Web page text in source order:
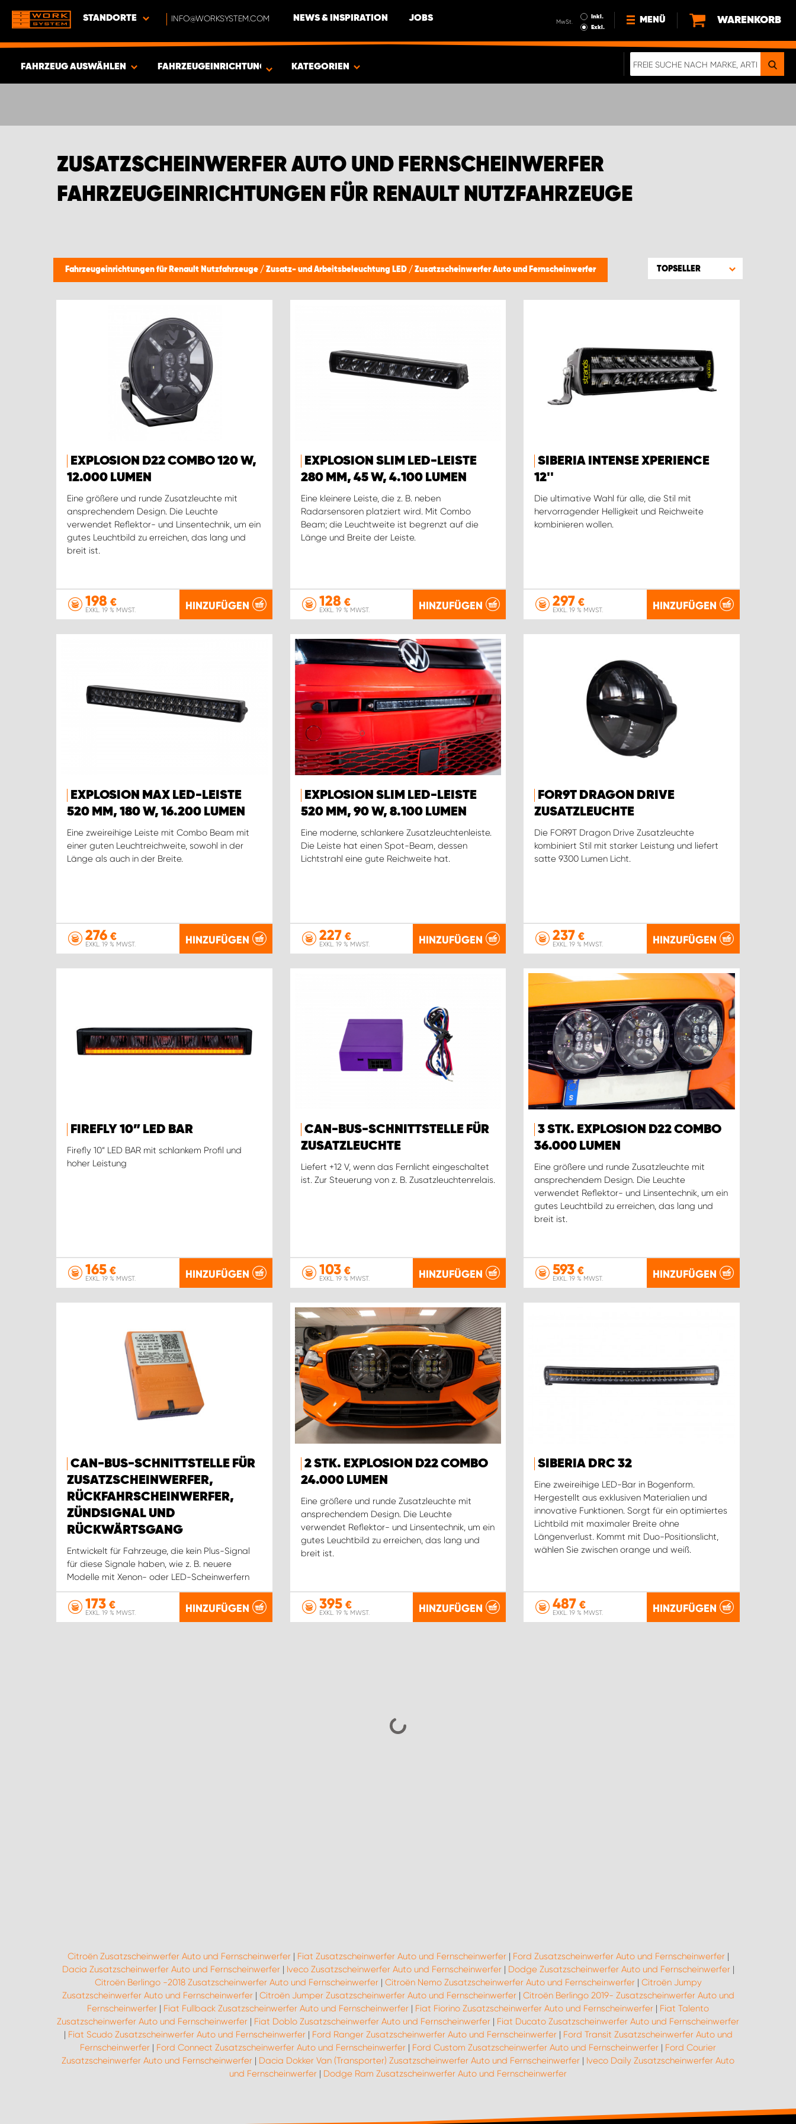
STANDORTE INFO@WORKSYSTEM.COM NEWS & INSPIRATION JOBS MwSt.
Inkl.
Exkl.
MENÜ
NEWS
WARENKORB
FAHRZEUG AUSWÄHLEN FAHRZEUGEINRICHTUNGEN FÜR RENAULT NUTZFAHRZEUGE
KATEGORIEN
ZUSATZSCHEINWERFER AUTO UND FERNSCHEINWERFER
FAHRZEUGEINRICHTUNGEN FÜR RENAULT NUTZFAHRZEUGE
Fahrzeugeinrichtungen für Renault Nutzfahrzeuge / Zusatz- und Arbeitsbeleuchtung LED / Zusatzscheinwerfer Auto und Fernscheinwerfer TOPSELLER
EXPLOSION D22 COMBO 120 W,
12.000 LUMEN
Eine größere und runde Zusatzleuchte mit
ansprechendem Design. Die Leuchte
verwendet Reflektor- und Linsentechnik, um ein
gutes Leuchtbild zu erreichen, das lang und
breit ist.
198 €
EXKL. 19 % MWST. HINZUFÜGEN
EXPLOSION SLIM LED-LEISTE
280 MM, 45 W, 4.100 LUMEN
Eine kleinere Leiste, die z. B. neben
Radarsensoren platziert wird. Mit Combo
Beam; die Leuchtweite ist begrenzt auf die
Länge und Breite der Leiste.
128 €
EXKL. 19 % MWST. HINZUFÜGEN
SIBERIA INTENSE XPERIENCE
12''
Die ultimative Wahl für alle, die Stil mit
hervorragender Helligkeit und Reichweite
kombinieren wollen.
297 €
EXKL. 19 % MWST. HINZUFÜGEN
EXPLOSION MAX LED-LEISTE
520 MM, 180 W, 16.200 LUMEN
Eine zweireihige Leiste mit Combo Beam mit
einer guten Leuchtreichweite, sowohl in der
Länge als auch in der Breite.
276 €
EXKL. 19 % MWST. HINZUFÜGEN
EXPLOSION SLIM LED-LEISTE
520 MM, 90 W, 8.100 LUMEN
Eine moderne, schlankere Zusatzleuchtenleiste.
Die Leiste hat einen Spot-Beam, dessen
Lichtstrahl eine gute Reichweite hat.
227€
EXKL. 19 % MWST. HINZUFÜGEN
FOR9T DRAGON DRIVE
ZUSATZLEUCHTE
Die FOR9T Dragon Drive Zusatzleuchte
kombiniert Stil mit starker Leistung und liefert
satte 9300 Lumen Licht.
237 €
EXKL. 19 % MWST. HINZUFÜGEN
FIREFLY 10” LED BAR
Firefly 10“ LED BAR mit schlankem Profil und
hoher Leistung
165 €
EXKL. 19 % MWST. HINZUFÜGEN
CAN-BUS-SCHNITTSTELLE FÜR
ZUSATZLEUCHTE
Liefert +12 V, wenn das Fernlicht eingeschaltet
ist. Zur Steuerung von z. B. Zusatzleuchtenrelais.
103€
EXKL. 19 % MWST. HINZUFÜGEN
3 STK. EXPLOSION D22 COMBO
36.000 LUMEN
Eine größere und runde Zusatzleuchte mit
ansprechendem Design. Die Leuchte
verwendet Reflektor- und Linsentechnik, um ein
gutes Leuchtbild zu erreichen, das lang und
breit ist.
593 €
EXKL. 19 % MWST. HINZUFÜGEN
CAN-BUS-SCHNITTSTELLE FÜR
ZUSATZSCHEINWERFER,
RÜCKFAHRSCHEINWERFER,
ZÜNDSIGNAL UND
RÜCKWÄRTSGANG
Entwickelt für Fahrzeuge, die kein Plus-Signal
für diese Signale haben, wie z. B. neuere
Modelle mit Xenon- oder LED-Scheinwerfern
173 €
EXKL. 19 % MWST. HINZUFÜGEN
2 STK. EXPLOSION D22 COMBO
24.000 LUMEN
Eine größere und runde Zusatzleuchte mit
ansprechendem Design. Die Leuchte
verwendet Reflektor- und Linsentechnik, um ein
gutes Leuchtbild zu erreichen, das lang und
breit ist.
395€
EXKL. 19 % MWST. HINZUFÜGEN
SIBERIA DRC 32
Eine zweireihige LED-Bar in Bogenform.
Hergestellt aus exklusiven Materialien und
innovative Funktionen. Sorgt für ein optimiertes
Lichtbild mit maximaler Breite ohne
Längenverlust. Kommt mit Duo-Positionslicht,
wählen Sie zwischen orange und weiß.
487 €
EXKL. 19 % MWST. HINZUFÜGEN
Citroën Zusatzscheinwerfer Auto und Fernscheinwerfer| Fiat Zusatzscheinwerfer Auto und Fernscheinwerfer| Ford Zusatzscheinwerfer Auto und Fernscheinwerfer|
Dacia Zusatzscheinwerfer Auto und Fernscheinwerfer| Iveco Zusatzscheinwerfer Auto und Fernscheinwerfer| Dodge Zusatzscheinwerfer Auto und Fernscheinwerfer|
Citroën Berlingo -2018 Zusatzscheinwerfer Auto und Fernscheinwerfer| Citroën Nemo Zusatzscheinwerfer Auto und Fernscheinwerfer| Citroën Jumpy
Zusatzscheinwerfer Auto und Fernscheinwerfer| Citroën Jumper Zusatzscheinwerfer Auto und Fernscheinwerfer| Citroën Berlingo 2019- Zusatzscheinwerfer Auto und
Fernscheinwerfer | Fiat Fullback Zusatzscheinwerfer Auto und Fernscheinwerfer | Fiat Fiorino Zusatzscheinwerfer Auto und Fernscheinwerfer | Fiat Talento
Zusatzscheinwerfer Auto und Fernscheinwerfer | Fiat Doblo Zusatzscheinwerfer Auto und Fernscheinwerfer | Fiat Ducato Zusatzscheinwerfer Auto und Fernscheinwerfer
| Fiat Scudo Zusatzscheinwerfer Auto und Fernscheinwerfer| Ford Ranger Zusatzscheinwerfer Auto und Fernscheinwerfer| Ford Transit Zusatzscheinwerfer Auto und
Fernscheinwerfer | Ford Connect Zusatzscheinwerfer Auto und Fernscheinwerfer | Ford Custom Zusatzscheinwerfer Auto und Fernscheinwerfer | Ford Courier
Zusatzscheinwerfer Auto und Fernscheinwerfer | Dacia Dokker Van (Transporter) Zusatzscheinwerfer Auto und Fernscheinwerfer | Iveco Daily Zusatzscheinwerfer Auto
und Fernscheinwerfer | Dodge Ram Zusatzscheinwerfer Auto und Fernscheinwerfer